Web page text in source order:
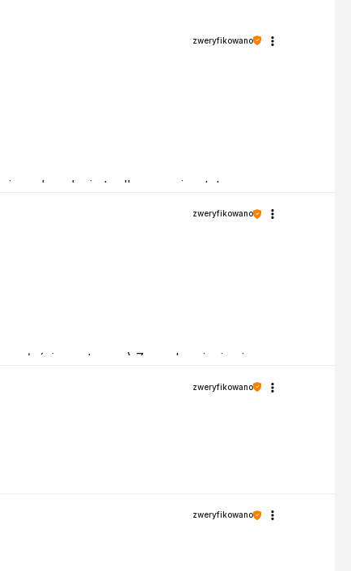
zadowolenie to dla nas priorytet.
zweryfikowano
właściwym torze :) Z pozdrowieniami,
zweryfikowano
zweryfikowano
zweryfikowano